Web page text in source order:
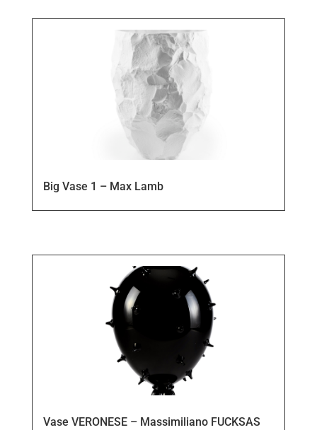
Big Vase 1 – Max Lamb
Vase VERONESE – Massimiliano FUCKSAS